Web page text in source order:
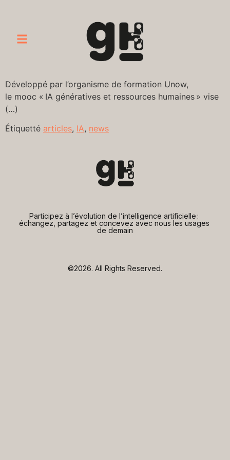
Développé par l’organisme de formation Unow,
le mooc « IA génératives et ressources humaines » vise
(…)
Étiquetté articles, IA, news
Participez à l’évolution de l’intelligence artificielle :
échangez, partagez et concevez avec nous les usages
de demain
©2026. All Rights Reserved.